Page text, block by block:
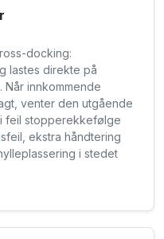
docking:
lastes direkte på
innkommende
venter den utgående
feil stopperekkefølge
ekstra håndtering
i stedet